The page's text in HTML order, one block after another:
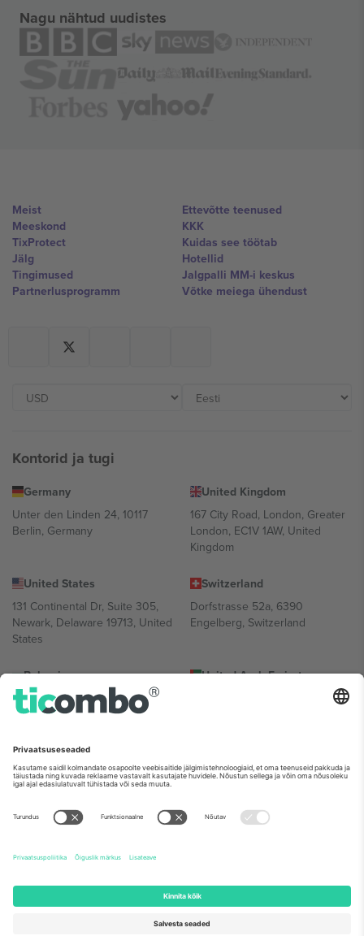
Nagu nähtud uudistes
Meist
Meeskond
TixProtect
Jälg
Tingimused
Partnerlusprogramm
Ettevõtte teenused
KKK
Kuidas see töötab
Hotellid
Jalgpalli MM-i keskus
Võtke meiega ühendust
Kontorid ja tugi
Germany
Unter den Linden 24, 10117
Berlin, Germany
United Kingdom
167 City Road, London, Greater
London, EC1V 1AW, United
Kingdom
United States
131 Continental Dr, Suite 305,
Newark, Delaware 19713, United
States
Switzerland
Dorfstrasse 52a, 6390
Engelberg, Switzerland
Bulgaria
Regus Sofia City West, bul
Totleben 53-55, 1606 Sofia,
United Arab Emirates
UAE Dubai Silicon Oasis, DDP
Mexico
Av Chapultepec 360, Roma
Norte, Cuauhtémoc, 06700
Ciudad de México, CDMX,
sündmusest ja/või domeenist. Detailide jaoks vaata konkreetse
sündmuse lehte, impressumit ja tingimusi.,
2026 Ticombo. Kõik õigused kaitstud.